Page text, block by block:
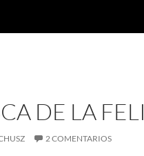
DE LA
2 COMENTARIOS